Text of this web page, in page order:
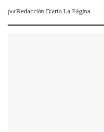
porRedacción Diario La Página